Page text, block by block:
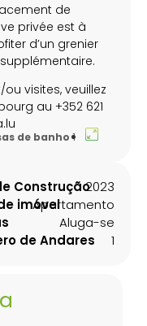
de
privée est à
d’un grenier
visites, veuillez
au +352 621
de banho1
Construção2023
imóvel
Apartamento
Aluga-se
de Andares
1